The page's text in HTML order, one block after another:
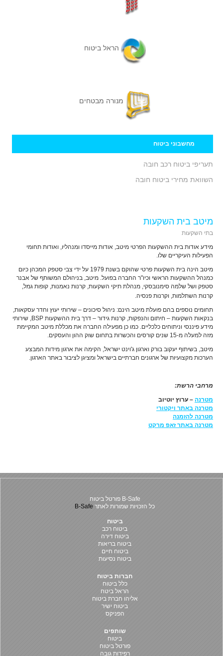
הראל ביטוח
מנורה מבטחים
מחשבוני ביטוח
תעריפי ביטוח רכב חובה
השוואת מחירי ביטוח חובה
מיטב בית השקעות
בתי השקעות
מידע אודות בית ההשקעות הפרטי מיטב, אודות מייסדו ומנהליו, ואודות תחומי
הפעילות העיקריים שלו.
מיטב הינה בית השקעות פרטי שהוקם בשנת 1979 על ידי צבי סטפק המכהן כיום
כמנהל ההשקעות הראשי וכיו"ר החברה בפועל. מיטב, בניהולם המשותף של אבנר
סטפק ושל שלמה סימנובסקי, מנהלת תיקי השקעות, קרנות נאמנות, קופות גמל,
קרנות השתלמות, וקרנות פנסיה.
תחומים נוספים בהם פועלת מיטב הינם: ניהול סיכונים – שירותי יעוץ וחדר עסקאות,
בנקאות השקעות – חיתום והנפקות, קרנות גידור – דרך בית ההשקעות BSP, שירותי
מידע פיננסי וניתוחים כלכליים. כמו כן מפעילה החברה את מכללת מיטב המקיימת
מזה למעלה מ-15 שנים קורסים והכשרות בתחום שוק ההון והעסקים.
מיטב, בשיתוף יעקוב בורק וארגון ג'וינט ישראל, הקימה את ארגון מידות המבצע
הערכות מקצועיות של ארגונים חברתיים בישראל ומציגן לציבור באתר הארגון.
מרחבי הרשת:
מטרנה – ערוץ יוטיוב
מטרנה באתר ויקטורי
מטרנה להזמנה
מטרנה באתר זאפ מרקט
B-Safe פורטל ביטוח
כל הזכויות שמורות לאתר B-Safe
ביטוח
ביטוח רכב
ביטוח דירה
ביטוח בריאות
ביטוח חיים
ביטוח נסיעות
חברות ביטוח
כלל ביטוח
הראל ביטח
אליהו חברת ביטוח
ביטוח ישיר
הפניקס
שותפים
ביטוח
פורטל ביטוח
רפידות גובה